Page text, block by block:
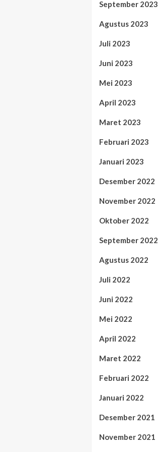
September 2023
Agustus 2023
Juli 2023
Juni 2023
Mei 2023
April 2023
Maret 2023
Februari 2023
Januari 2023
Desember 2022
November 2022
Oktober 2022
September 2022
Agustus 2022
Juli 2022
Juni 2022
Mei 2022
April 2022
Maret 2022
Februari 2022
Januari 2022
Desember 2021
November 2021